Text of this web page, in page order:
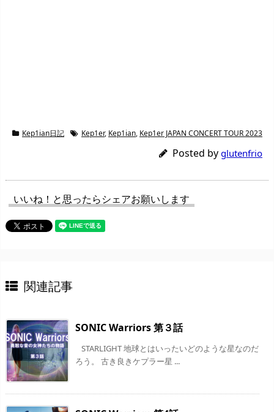
Kep1ian日記 Kep1er, Kep1ian, Kep1er JAPAN CONCERT TOUR 2023
Posted by glutenfrio
いいね！と思ったらシェアお願いします
関連記事
SONIC Warriors 第３話
STARLIGHT 地球とはいったいどのような星なのだ
ろう。 古き良きケプラー星 ...